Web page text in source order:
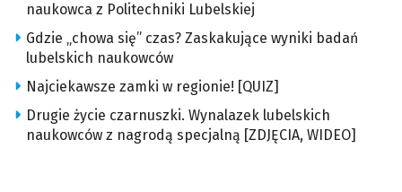
naukowca z Politechniki Lubelskiej
Gdzie „chowa się” czas? Zaskakujące wyniki badań
lubelskich naukowców
Najciekawsze zamki w regionie! [QUIZ]
Drugie życie czarnuszki. Wynalazek lubelskich
naukowców z nagrodą specjalną [ZDJĘCIA, WIDEO]